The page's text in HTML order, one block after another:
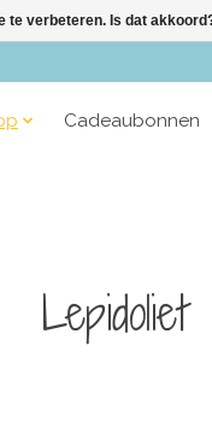
Cadeaubonnen
Lepidoliet
te verbeteren. Is dat